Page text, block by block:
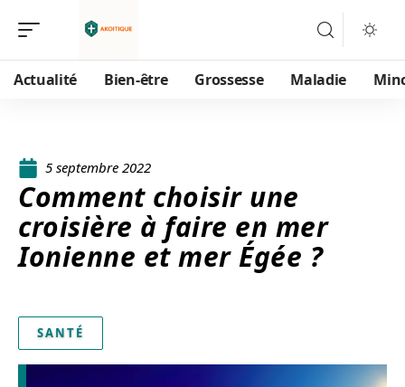
Actualité Bien-être Grossesse Maladie
5 septembre 2022
Comment choisir une
croisière à faire en mer
Ionienne et mer Égée ?
SANTÉ